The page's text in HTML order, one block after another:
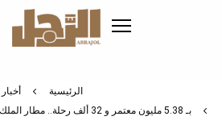
الرئيسية
أخبار
بـ 5.38 مليون معتمر و 32 ألف رحلة.. مطار الملك عبدالعزيز بجدة يسجل إنجازًا هائلاً